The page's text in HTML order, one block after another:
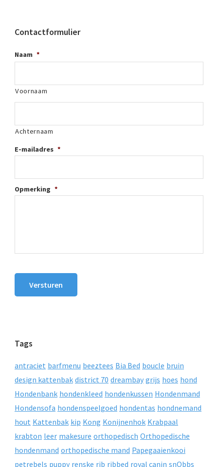
Contactformulier
Naam *
Voornaam
Achternaam
E-mailadres *
Opmerking *
Versturen
Tags
antraciet barfmenu beeztees Bia Bed boucle bruin
design kattenbak district 70 dreambay grijs hoes hond
Hondenbank hondenkleed hondenkussen Hondenmand
Hondensofa hondenspeelgoed hondentas hondnemand
hout Kattenbak kip Kong Konijnenhok Krabpaal
krabton leer makesure orthopedisch Orthopedische
hondenmand orthopedische mand Papegaaienkooi
petrebels puppy renske rib ribbed royal canin snObbs